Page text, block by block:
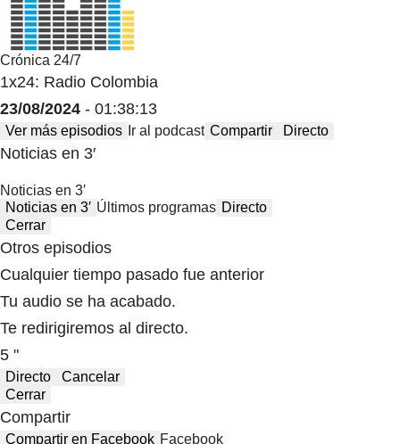
Crónica 24/7
1x24: Radio Colombia
23/08/2024 - 01:38:13
Ver más episodios Ir al podcast Compartir Directo
Noticias en 3′
Noticias en 3′
Noticias en 3′ Últimos programas Directo
Cerrar
Otros episodios
Cualquier tiempo pasado fue anterior
Tu audio se ha acabado.
Te redirigiremos al directo.
5 "
Directo
Cancelar
Cerrar
Compartir
Compartir en Facebook Facebook